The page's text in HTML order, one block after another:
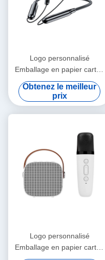
Logo personnalisé
Emballage en papier carton
pliable en or blanc / noir /
rose Luxe boîte cadeau
magnétique avec fermeture
à ruban
Obtenez le meilleur
prix
Logo personnalisé
Emballage en papier carton